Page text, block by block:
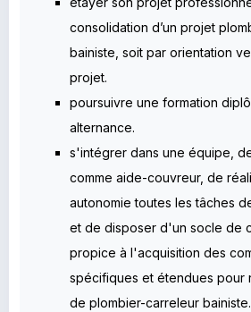
consolidation d’un projet
bainiste, soit par orientation
projet.
poursuivre une formation
alternance.
s'intégrer dans une équipe,
comme aide-couvreur, de
autonomie toutes les tâches
et de disposer d'un socle de
propice à l'acquisition des
spécifiques et étendues pour
de plombier-carreleur bainiste.